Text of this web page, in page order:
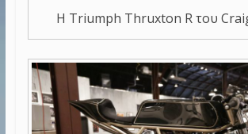
Η Triumph Thruxton R του